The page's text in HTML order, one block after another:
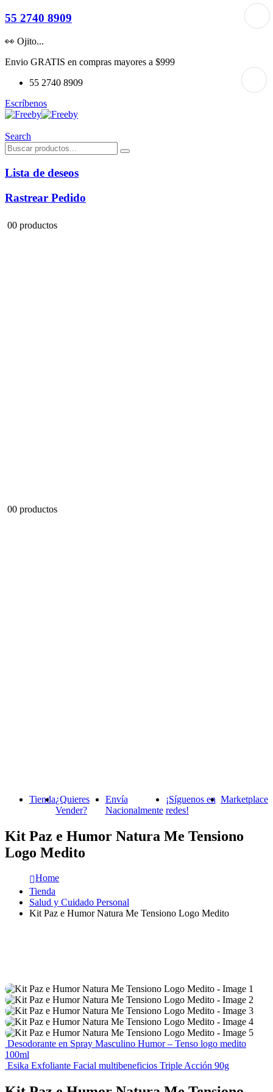
55 2740 8909
👀 Ojito...
Envio GRATIS en compras mayores a $999
55 2740 8909
Escríbenos
Search
Lista de deseos
Rastrear Pedido
00 productos
00 productos
Tienda¿Quieres
Vender?
Envía
Nacionalmente
¡Síguenos en
redes!
Marketplace
Kit Paz e Humor Natura Me Tensiono
Logo Medito
Home
Tienda
Salud y Cuidado Personal
Kit Paz e Humor Natura Me Tensiono Logo Medito
Desodorante en Spray Masculino Humor – Tenso logo medito
100ml
Esika Exfoliante Facial multibeneficios Triple Acción 90g